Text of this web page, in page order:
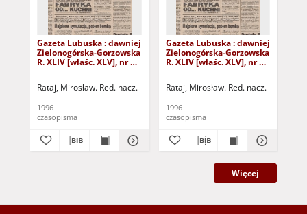
Gazeta Lubuska : dawniej
Zielonogórska-Gorzowska
R. XLIV [właśc. XLV], nr 52
Rataj, Mirosław. Red. nacz.
1996
czasopisma
Gazeta Lubuska : dawniej
Zielonogórska-Gorzowska
R. XLIV [właśc. XLV], nr 46
Rataj, Mirosław. Red. nacz.
1996
czasopisma
Więcej